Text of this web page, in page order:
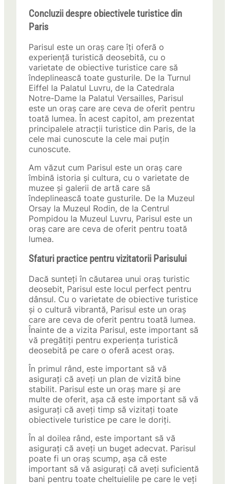
Concluzii despre obiectivele turistice din
Paris
Parisul este un oraș care îți oferă o
experiență turistică deosebită, cu o
varietate de obiective turistice care să
îndeplinească toate gusturile. De la Turnul
Eiffel la Palatul Luvru, de la Catedrala
Notre-Dame la Palatul Versailles, Parisul
este un oraș care are ceva de oferit pentru
toată lumea. În acest capitol, am prezentat
principalele atracții turistice din Paris, de la
cele mai cunoscute la cele mai puțin
cunoscute.
Am văzut cum Parisul este un oraș care
îmbină istoria și cultura, cu o varietate de
muzee și galerii de artă care să
îndeplinească toate gusturile. De la Muzeul
Orsay la Muzeul Rodin, de la Centrul
Pompidou la Muzeul Luvru, Parisul este un
oraș care are ceva de oferit pentru toată
lumea.
Sfaturi practice pentru vizitatorii Parisului
Dacă sunteți în căutarea unui oraș turistic
deosebit, Parisul este locul perfect pentru
dânsul. Cu o varietate de obiective turistice
și o cultură vibrantă, Parisul este un oraș
care are ceva de oferit pentru toată lumea.
Înainte de a vizita Parisul, este important să
vă pregătiți pentru experiența turistică
deosebită pe care o oferă acest oraș.
În primul rând, este important să vă
asigurați că aveți un plan de vizită bine
stabilit. Parisul este un oraș mare și are
multe de oferit, așa că este important să vă
asigurați că aveți timp să vizitați toate
obiectivele turistice pe care le doriți.
În al doilea rând, este important să vă
asigurați că aveți un buget adecvat. Parisul
poate fi un oraș scump, așa că este
important să vă asigurați că aveți suficientă
bani pentru toate cheltuielile pe care le veți